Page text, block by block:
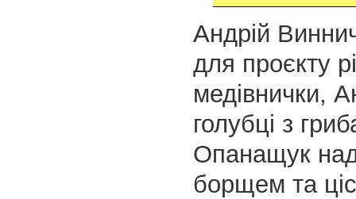
Андрій
для проєкту
медівнички,
голубці з
Опанащук
борщем та